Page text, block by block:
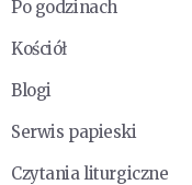
Po godzinach
Kościół
Blogi
Serwis papieski
Czytania liturgiczne